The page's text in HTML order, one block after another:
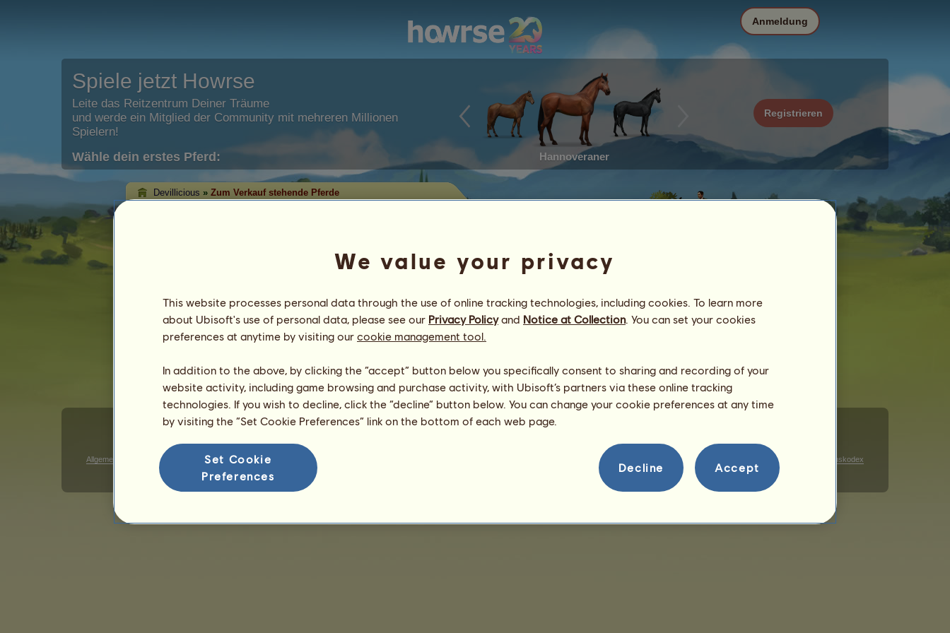
Spiele jetzt Howrse
Leite das Reitzentrum Deiner Träume
und werde ein Mitglied der Community mit mehreren Millionen
Spielern!
Wähle dein erstes Pferd: Hannoveraner
Registrieren
Anmeldung
Devillicious » Zum Verkauf stehende Pferde
Pferd Eigenschaften
Leistungen
Fähigkeiten /Gene
Objekte Datum Preis
Keine Verkäufe vorhanden
Allgemeine Geschäftsbedingungen Datenschutzerklärung Geschäftsbedingungen Verwaltung von Cookies Datenschutzhinweise zur Werbung Verhaltenskodex
We value your privacy
This website processes personal data through the use of online tracking technologies, including cookies. To learn more
about Ubisoft's use of personal data, please see our Privacy Policyand Notice at Collection. You can set your cookies
preferences at anytime by visiting our cookie management tool.
In addition to the above, by clicking the “accept” button below you specifically consent to sharing and recording of your
website activity, including game browsing and purchase activity, with Ubisoft’s partners via these online tracking
technologies. If you wish to decline, click the “decline” button below. You can change your cookie preferences at any time
by visiting the “Set Cookie Preferences” link on the bottom of each web page.
Set Cookie
Preferences
Decline Accept